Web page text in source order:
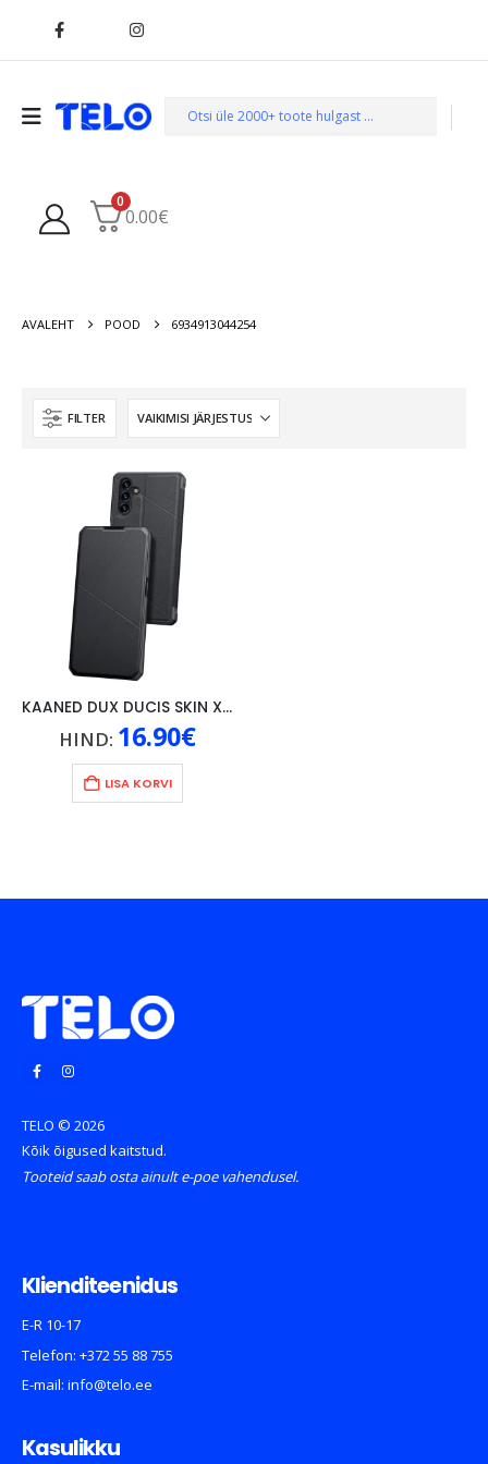
0
0.00€
AVALEHT POOD 6934913044254
FILTER
KAANED DUX DUCIS SKIN X SAMSUNG GALAXY A13 5G, MUST
HIND: 16.90€
LISA KORVI
TELO © 2026
Kõik õigused kaitstud.
Tooteid saab osta ainult e-poe vahendusel.
Klienditeenidus
E-R 10-17
Telefon: +372 55 88 755
E-mail: info@telo.ee
Kasulikku